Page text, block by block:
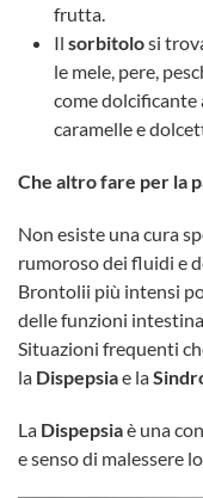
frutta.
Il sorbitolosi
le mele, pere,
come
caramelle e
Che altro fare per la
Non esiste una cura
rumoroso dei fluidi e
Brontolii più intensi
delle funzioni
Situazioni frequenti
la Dispepsiae la
La Dispepsiaè una
e senso di malessere